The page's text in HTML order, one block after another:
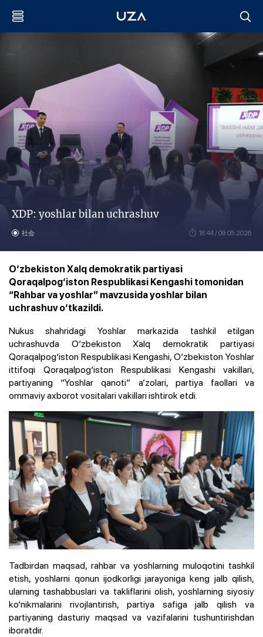
XDP: yoshlar bilan uchrashuv
社会 18:44 / 09.05.2026
O‘zbekiston Xalq demokratik partiyasi
Qoraqalpog‘iston Respublikasi Kengashi tomonidan
“Rahbar va yoshlar” mavzusida yoshlar bilan
uchrashuv o‘tkazildi.
Nukus shahridagi Yoshlar markazida tashkil etilgan
uchrashuvda O‘zbekiston Xalq demokratik partiyasi
Qoraqalpog‘iston Respublikasi Kengashi, O‘zbekiston Yoshlar
ittifoqi Qoraqalpog‘iston Respublikasi Kengashi vakillari,
partiyaning “Yoshlar qanoti” a’zolari, partiya faollari va
ommaviy axborot vositalari vakillari ishtirok etdi.
Tadbirdan maqsad, rahbar va yoshlarning muloqotini tashkil
etish, yoshlarni qonun ijodkorligi jarayoniga keng jalb qilish,
ularning tashabbuslari va takliflarini olish, yoshlarning siyosiy
ko‘nikmalarini rivojlantirish, partiya safiga jalb qilish va
partiyaning dasturiy maqsad va vazifalarini tushuntirishdan
iboratdir.